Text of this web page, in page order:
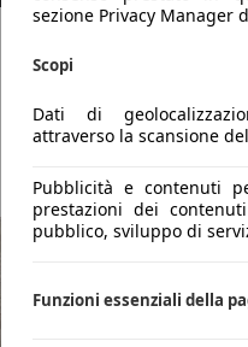
sezione Privacy Manager
Scopi
Dati di
attraverso la scansione
Pubblicità e contenuti
prestazioni dei
pubblico, sviluppo di
Funzioni essenziali della